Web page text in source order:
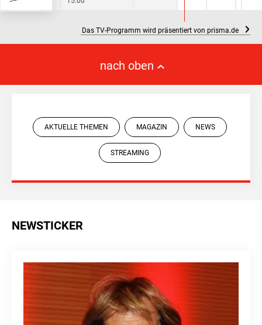
Das TV-Programm wird präsentiert von prisma.de
nach oben
AKTUELLE THEMEN MAGAZIN NEWS
STREAMING
NEWSTICKER